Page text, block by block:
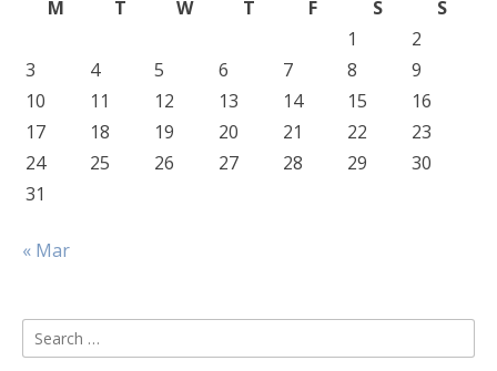
M T W T F S
S
1
2
3
4 5 6 7 8
9
10
11 12 13 14 15
16
17
18 19 20 21 22
23
24
25 26 27 28 29
30
31
« Mar
Search
for: